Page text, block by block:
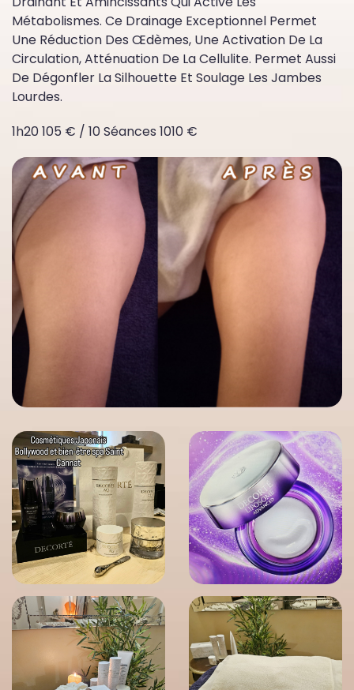
Métabolismes. Ce Drainage Exceptionnel Permet
Une Réduction Des Œdèmes, Une Activation De La
Circulation, Atténuation De La Cellulite. Permet Aussi
De Dégonfler La Silhouette Et Soulage Les Jambes
Lourdes.
1h20 105 € / 10 Séances 1010 €